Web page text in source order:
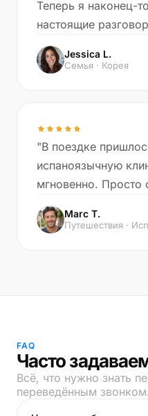
Теперь я наконец-
настоящие
Jessica L.
Семья · Корея
"В поездке
испаноязычную
мгновенно. Просто
Marc T.
Путешествия ·
FAQ
Часто
Всё, что нужно знать
переведённым звонком.